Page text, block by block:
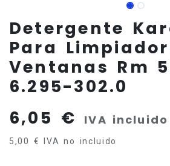
Detergente
Para
Ventanas Rm
6.295-302.0
6,05 € IVA incluido
5,00 € IVA no incluido